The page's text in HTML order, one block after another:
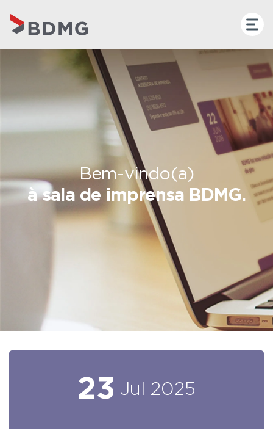
Bem-vindo(a)
à sala de imprensa BDMG.
23 Jul 2025